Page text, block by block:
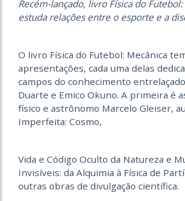
Recém-lançado, livro Física do
estuda relações entre o esporte e a
O livro Física do Futebol: Mecânica
apresentações, cada uma delas
campos do conhecimento
Duarte e Emico Okuno. A primeira é
físico e astrônomo Marcelo Gleiser,
Imperfeita: Cosmo,
Vida e Código Oculto da Natureza e
Invisíveis: da Alquimia à Física de
outras obras de divulgação científica.